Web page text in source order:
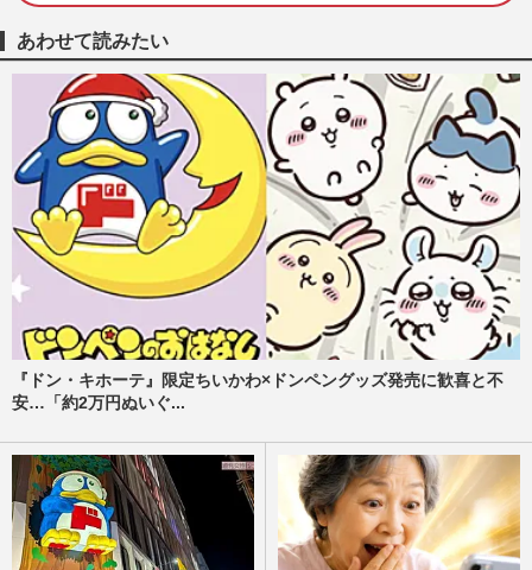
あわせて読みたい
『ドン・キホーテ』限定ちいかわ×ドンペングッズ発売に歓喜と不
安…「約2万円ぬいぐ...